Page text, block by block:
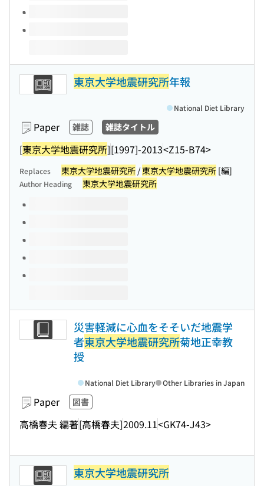
東京大学地震研究所年報
Paper 雑誌 雑誌タイトル
[東京大学地震研究所][1997]-2013<Z15-B74>
National Diet Library
Replaces 東京大学地震研究所 /東京大学地震研究所 [編]
Author Heading 東京大学地震研究所
Volumes of this title
災害軽減に心血をそそいだ地震学
者東京大学地震研究所菊地正幸教
授
Paper 図書
高橋春夫 編著[高橋春夫]2009.11<GK74-J43>
National Diet Library Other Libraries in Japan
東京大学地震研究所